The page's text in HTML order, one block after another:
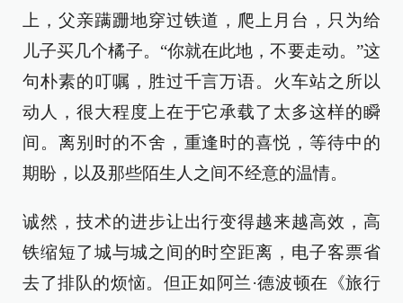
上，父亲蹒跚地穿过铁道，爬上月台，只为给
儿子买几个橘子。“你就在此地，不要走动。”这
句朴素的叮嘱，胜过千言万语。火车站之所以
动人，很大程度上在于它承载了太多这样的瞬
间。离别时的不舍，重逢时的喜悦，等待中的
期盼，以及那些陌生人之间不经意的温情。
诚然，技术的进步让出行变得越来越高效，高
铁缩短了城与城之间的时空距离，电子客票省
去了排队的烦恼。但正如阿兰·德波顿在《旅行